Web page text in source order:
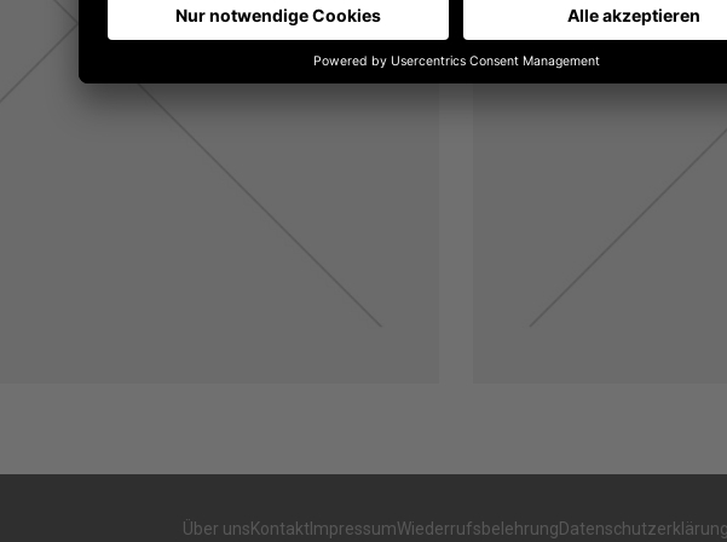
Über unsKontakt ImpressumWiederrufsbelehrung